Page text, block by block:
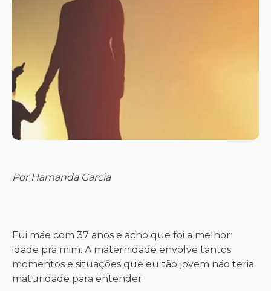
Por Hamanda Garcia
Fui mãe com 37 anos e acho que foi a melhor
idade pra mim. A maternidade envolve tantos
momentos e situações que eu tão jovem não teria
maturidade para entender.